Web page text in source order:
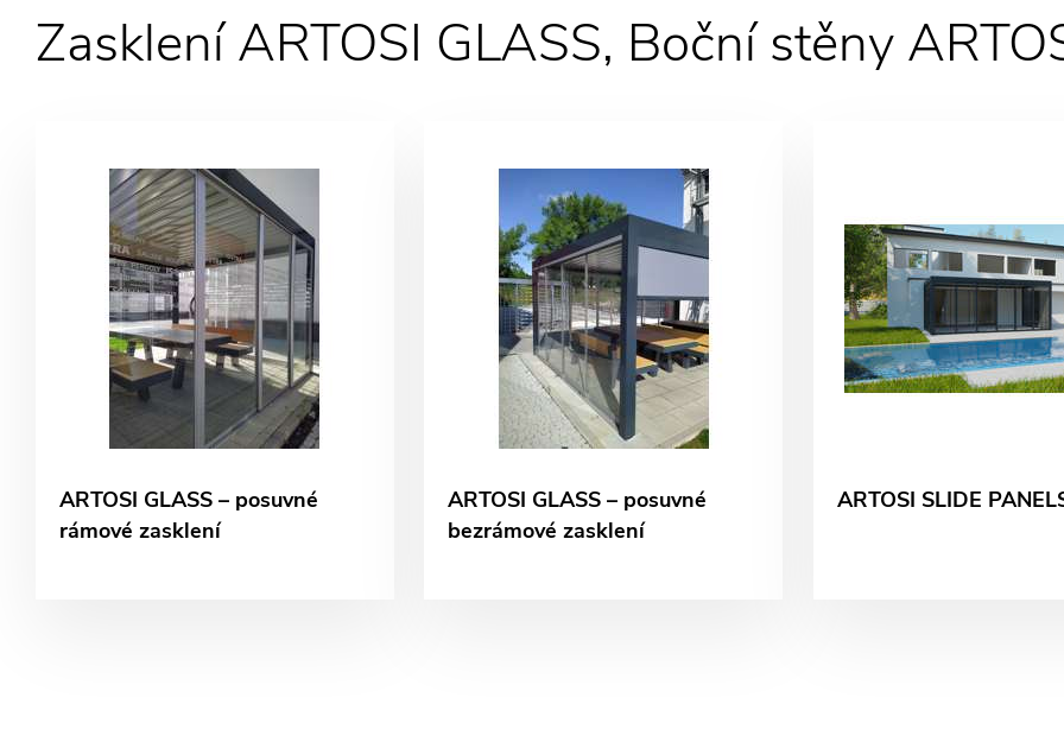
Zasklení ARTOSI GLASS, Boční stěny
ARTOSI GLASS – posuvné
rámové zasklení
ARTOSI GLASS – posuvné
bezrámové zasklení
ARTOSI SLIDE